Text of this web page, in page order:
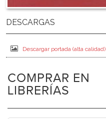
Descargar portada (alta calidad)
COMPRAR EN
LIBRERÍAS